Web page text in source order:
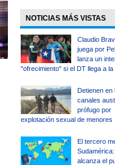
Capacitación como foco del
CChC lanza podcast sobre
impacto de formar talento
NOTICIAS MÁS VISTAS
Claudio
juega por
lanza un
"ofrecimiento" si el DT llega a la
Detienen en
canales
prófugo por
explotación sexual de menores
El tercero
alcanza el